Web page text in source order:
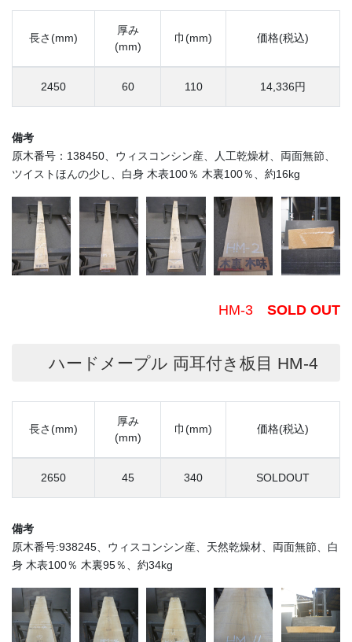
長さ(mm)
厚み
(mm)
巾(mm) 価格(税込)
2450 60 110 14,336円
備考
原木番号：138450、ウィスコンシン産、人工乾燥材、両面無節、
ツイストほんの少し、白身 木表100％ 木裏100％、約16kg
HM-3 SOLD OUT
ハードメープル 両耳付き板目 HM-4
長さ(mm)
厚み
(mm)
巾(mm) 価格(税込)
2650 45 340 SOLDOUT
備考
原木番号:938245、ウィスコンシン産、天然乾燥材、両面無節、白
身 木表100％ 木裏95％、約34kg